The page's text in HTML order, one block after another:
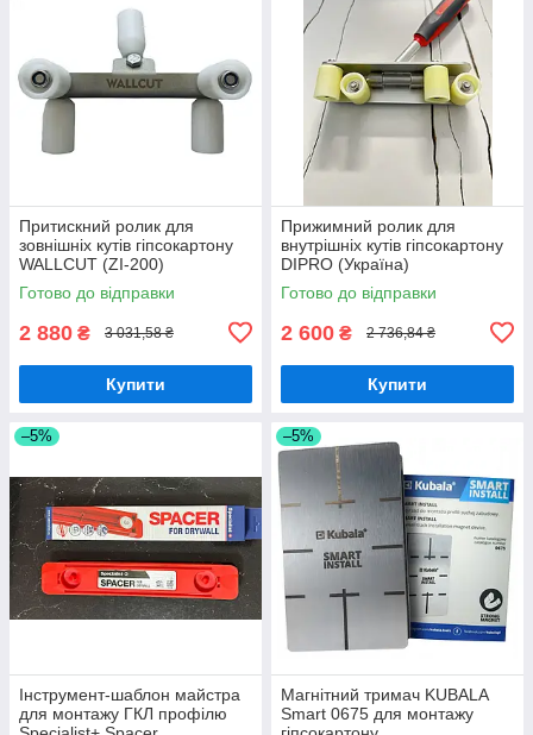
Притискний ролик для
зовнішніх кутів гіпсокартону
WALLCUT (ZI-200)
Готово до відправки
2 880 ₴ 3 031,58 ₴
Купити
Прижимний ролик для
внутрішніх кутів гіпсокартону
DIPRO (Україна)
Готово до відправки
2 600 ₴ 2 736,84 ₴
Купити
–5%
Інструмент-шаблон майстра
для монтажу ГКЛ профілю
–5%
Магнітний тримач KUBALA
Smart 0675 для монтажу